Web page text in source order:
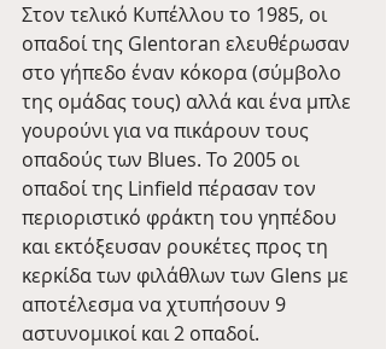
Στον τελικό Κυπέλλου το 1985, οι
οπαδοί της Glentoran ελευθέρωσαν
στο γήπεδο έναν κόκορα (σύμβολο
της ομάδας τους) αλλά και ένα μπλε
γουρούνι για να πικάρουν τους
οπαδούς των Blues. To 2005 οι
οπαδοί της Linfield πέρασαν τον
περιοριστικό φράκτη του γηπέδου
και εκτόξευσαν ρουκέτες προς τη
κερκίδα των φιλάθλων των Glens με
αποτέλεσμα να χτυπήσουν 9
αστυνομικοί και 2 οπαδοί.